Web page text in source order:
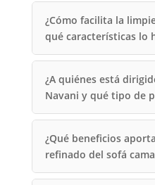
¿Cómo facilita la
qué características lo
¿A quiénes está
Navani y qué tipo de
¿Qué beneficios
refinado del sofá